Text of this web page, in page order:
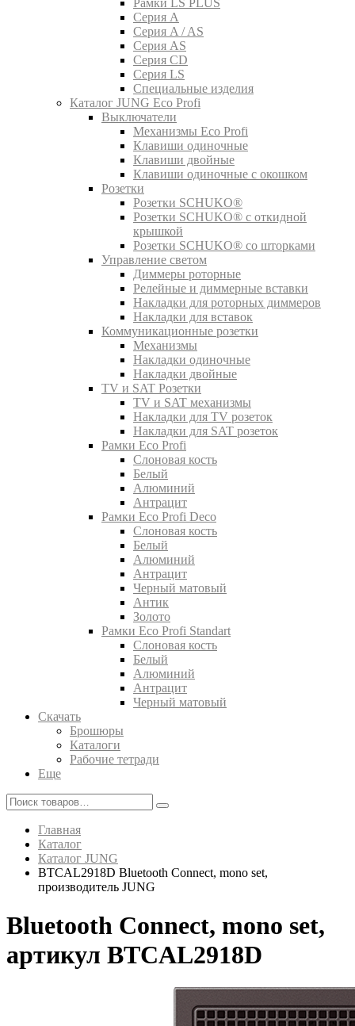
Рамки LS PLUS
Серия A
Серия A / AS
Серия AS
Серия CD
Серия LS
Специальные изделия
Каталог JUNG Eco Profi
Выключатели
Механизмы Eco Profi
Клавиши одиночные
Клавиши двойные
Клавиши одиночные с окошком
Розетки
Розетки SCHUKO®
Розетки SCHUKO® с откидной
крышкой
Розетки SCHUKO® со шторками
Управление светом
Диммеры роторные
Релейные и диммерные вставки
Накладки для роторных диммеров
Накладки для вставок
Коммуникационные розетки
Механизмы
Накладки одиночные
Накладки двойные
TV и SAT Розетки
TV и SAT механизмы
Накладки для TV розеток
Накладки для SAT розеток
Рамки Eco Profi
Слоновая кость
Белый
Алюминий
Антрацит
Рамки Eco Profi Deco
Слоновая кость
Белый
Алюминий
Антрацит
Черный матовый
Антик
Золото
Рамки Eco Profi Standart
Слоновая кость
Белый
Алюминий
Антрацит
Черный матовый
Скачать
Брошюры
Каталоги
Рабочие тетради
Еще
Главная
Каталог
Каталог JUNG
BTCAL2918D Bluetooth Connect, mono set,
производитель JUNG
Bluetooth Connect, mono set,
артикул BTCAL2918D